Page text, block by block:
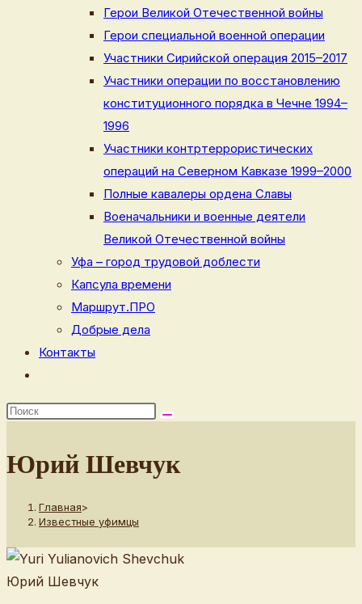
Герои Великой Отечественной войны
Герои специальной военной операции
Участники Сирийской операция 2015–2017
Участники операции по восстановлению
конституционного порядка в Чечне 1994–
1996
Участники контртеррористических
операций на Северном Кавказе 1999–2000
Полные кавалеры ордена Славы
Военачальники и военные деятели
Великой Отечественной войны
Уфа – город трудовой доблести
Капсула времени
Маршрут.ПРО
Добрые дела
Контакты
по
сайту
Юрий Шевчук
Главная>
Известные уфимцы
Юрий Шевчук